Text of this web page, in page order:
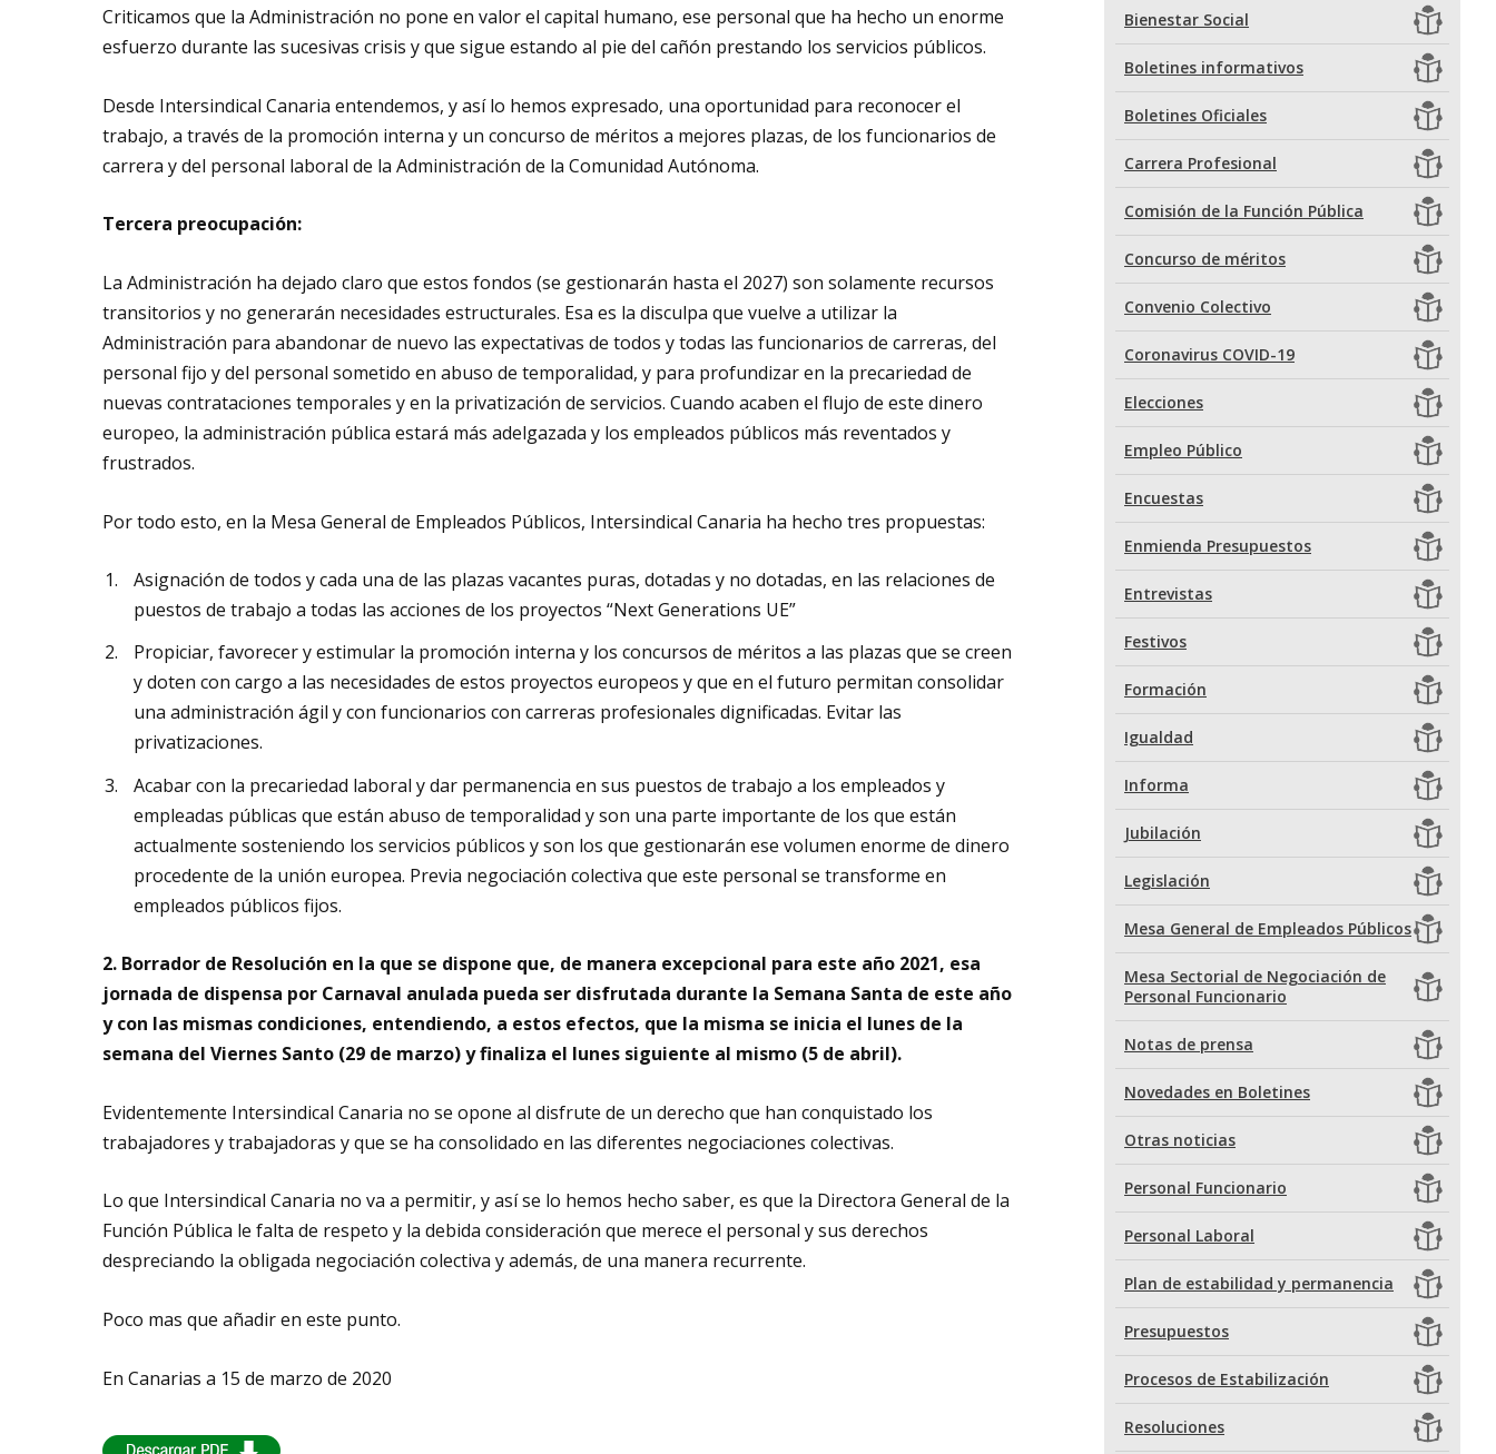
Criticamos que la Administración no pone en valor el capital humano, ese personal que ha hecho un enorme
esfuerzo durante las sucesivas crisis y que sigue estando al pie del cañón prestando los servicios públicos.
Desde Intersindical Canaria entendemos, y así lo hemos expresado, una oportunidad para reconocer el
trabajo, a través de la promoción interna y un concurso de méritos a mejores plazas, de los funcionarios de
carrera y del personal laboral de la Administración de la Comunidad Autónoma.
Tercera preocupación:
La Administración ha dejado claro que estos fondos (se gestionarán hasta el 2027) son solamente recursos
transitorios y no generarán necesidades estructurales. Esa es la disculpa que vuelve a utilizar la
Administración para abandonar de nuevo las expectativas de todos y todas las funcionarios de carreras, del
personal fijo y del personal sometido en abuso de temporalidad, y para profundizar en la precariedad de
nuevas contrataciones temporales y en la privatización de servicios. Cuando acaben el flujo de este dinero
europeo, la administración pública estará más adelgazada y los empleados públicos más reventados y
frustrados.
Por todo esto, en la Mesa General de Empleados Públicos, Intersindical Canaria ha hecho tres propuestas:
Asignación de todos y cada una de las plazas vacantes puras, dotadas y no dotadas, en las relaciones de
puestos de trabajo a todas las acciones de los proyectos “Next Generations UE”
Propiciar, favorecer y estimular la promoción interna y los concursos de méritos a las plazas que se creen
y doten con cargo a las necesidades de estos proyectos europeos y que en el futuro permitan consolidar
una administración ágil y con funcionarios con carreras profesionales dignificadas. Evitar las
privatizaciones.
Acabar con la precariedad laboral y dar permanencia en sus puestos de trabajo a los empleados y
empleadas públicas que están abuso de temporalidad y son una parte importante de los que están
actualmente sosteniendo los servicios públicos y son los que gestionarán ese volumen enorme de dinero
procedente de la unión europea. Previa negociación colectiva que este personal se transforme en
empleados públicos fijos.
2. Borrador de Resolución en la que se dispone que, de manera excepcional para este año 2021, esa
jornada de dispensa por Carnaval anulada pueda ser disfrutada durante la Semana Santa de este año
y con las mismas condiciones, entendiendo, a estos efectos, que la misma se inicia el lunes de la
semana del Viernes Santo (29 de marzo) y finaliza el lunes siguiente al mismo (5 de abril).
Evidentemente Intersindical Canaria no se opone al disfrute de un derecho que han conquistado los
trabajadores y trabajadoras y que se ha consolidado en las diferentes negociaciones colectivas.
Lo que Intersindical Canaria no va a permitir, y así se lo hemos hecho saber, es que la Directora General de la
Función Pública le falta de respeto y la debida consideración que merece el personal y sus derechos
despreciando la obligada negociación colectiva y además, de una manera recurrente.
Poco mas que añadir en este punto.
En Canarias a 15 de marzo de 2020
Bienestar Social
Boletines informativos
Boletines Oficiales
Carrera Profesional
Comisión de la Función Pública
Concurso de méritos
Convenio Colectivo
Coronavirus COVID-19
Elecciones
Empleo Público
Encuestas
Enmienda Presupuestos
Entrevistas
Festivos
Formación
Igualdad
Informa
Jubilación
Legislación
Mesa General de Empleados Públicos
Mesa Sectorial de Negociación de
Personal Funcionario
Notas de prensa
Novedades en Boletines
Otras noticias
Personal Funcionario
Personal Laboral
Plan de estabilidad y permanencia
Presupuestos
Procesos de Estabilización
Resoluciones